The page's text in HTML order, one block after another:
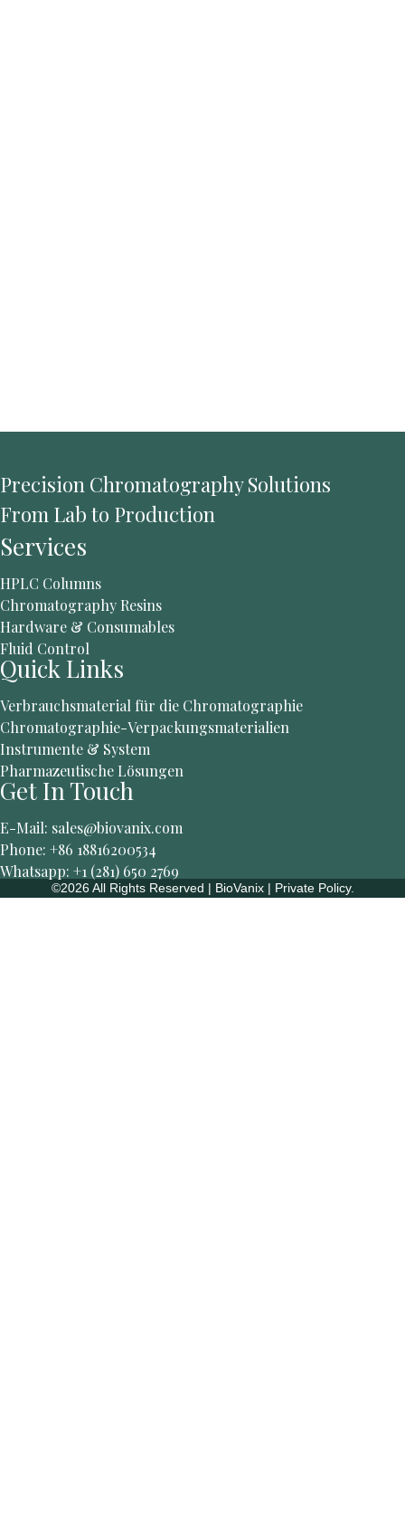
Precision Chromatography Solutions
From Lab to Production
Services
HPLC Columns
Chromatography Resins
Hardware & Consumables
Fluid Control
Quick Links
Verbrauchsmaterial für die Chromatographie
Chromatographie-Verpackungsmaterialien
Instrumente & System
Pharmazeutische Lösungen
Get In Touch
E-Mail: sales@biovanix.com
Phone: +86 18816200534
Whatsapp: +1 (281) 650 2769
©2026 All Rights Reserved | BioVanix | Private Policy.